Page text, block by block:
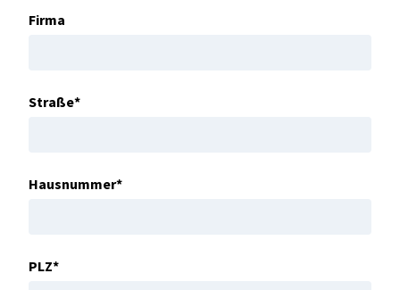
Firma
Straße*
Hausnummer*
PLZ*